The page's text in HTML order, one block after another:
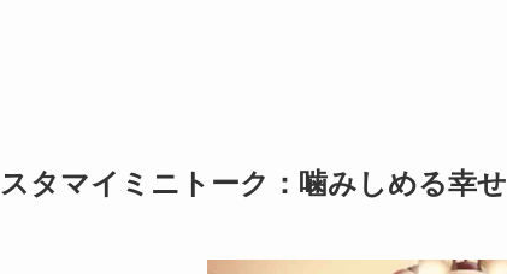
スタマイミニトーク：噛みしめる幸せ